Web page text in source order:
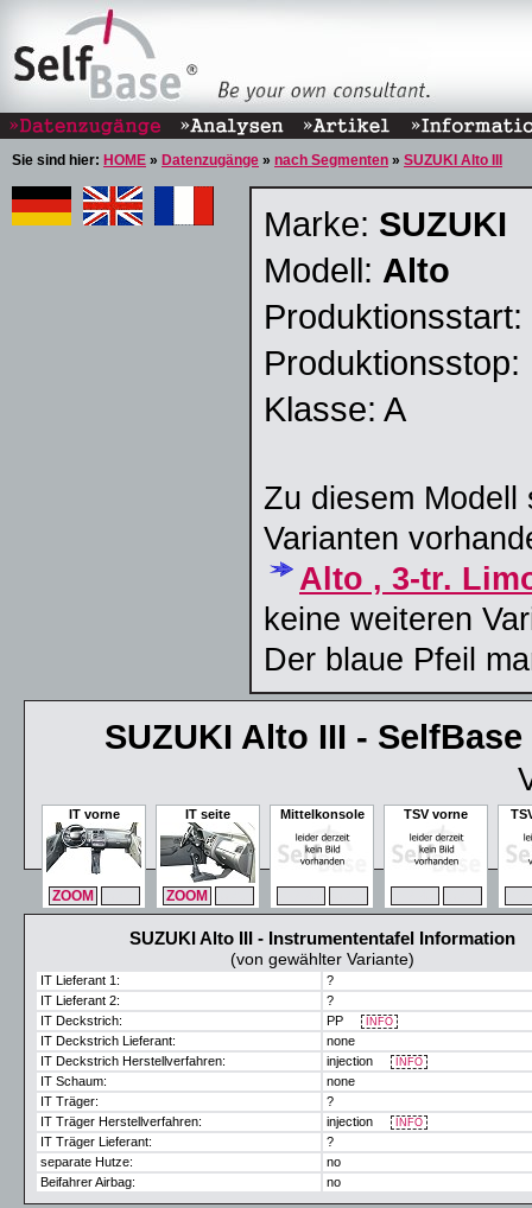
Sie sind hier: HOME » Datenzugänge » nach Segmenten » SUZUKI Alto III
Marke: SUZUKI
Modell: Alto
Produktionsstart:
Produktionsstop:
Klasse: A
Zu diesem Modell
Varianten
Alto , 3-tr.
keine weiteren
Der blaue Pfeil
SUZUKI Alto III -
IT vorne
ZOOM
IT seite
ZOOM
Mittelkonsole TSV vorne
SUZUKI Alto III - Instrumententafel Information
(von gewählter Variante)
?
IT Lieferant 1:
?
IT Lieferant 2:
PP
INFO
IT Deckstrich:
none
IT Deckstrich Lieferant:
injection
INFO
IT Deckstrich Herstellverfahren:
none
IT Schaum:
?
IT Träger:
injection
INFO
IT Träger Herstellverfahren:
?
IT Träger Lieferant:
no
separate Hutze:
no
Beifahrer Airbag: